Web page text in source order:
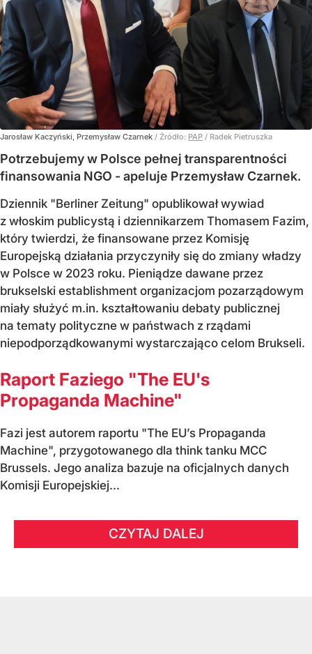
Jarosław Kaczyński, Przemysław Czarnek / Źródło: PAP / Radek Pietruszka
Potrzebujemy w Polsce pełnej transparentności
finansowania NGO - apeluje Przemysław Czarnek.
Dziennik "Berliner Zeitung" opublikował wywiad
z włoskim publicystą i dziennikarzem Thomasem Fazim,
który twierdzi, że finansowane przez Komisję
Europejską działania przyczyniły się do zmiany władzy
w Polsce w 2023 roku. Pieniądze dawane przez
brukselski establishment organizacjom pozarządowym
miały służyć m.in. kształtowaniu debaty publicznej
na tematy polityczne w państwach z rządami
niepodporządkowanymi wystarczająco celom Brukseli.
Raport Faziego "The EU's
Propaganda Machine"
Fazi jest autorem raportu "The EU’s Propaganda
Machine", przygotowanego dla think tanku MCC
Brussels. Jego analiza bazuje na oficjalnych danych
Komisji Europejskiej...
CZYTAJ DALEJ